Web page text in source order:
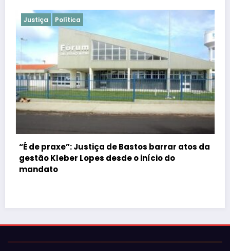
atos da
do